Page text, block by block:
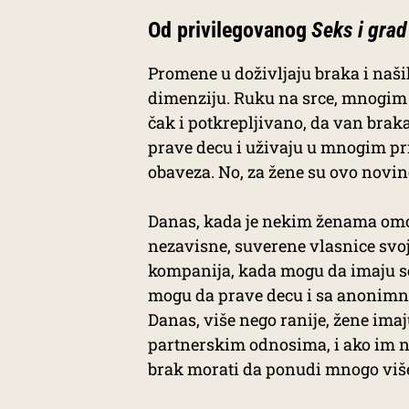
Od privilegovanog Seks i grad
Promene u doživljaju braka i
dimenziju. Ruku na srce,
čak i potkrepljivano, da van
prave decu i uživaju u mnogim
obaveza. No, za žene su ovo
Danas, kada je nekim ženama
nezavisne, suverene vlasnice
kompanija, kada mogu da imaju
mogu da prave decu i sa
Danas, više nego ranije, žene
partnerskim odnosima, i ako im
brak morati da ponudi mnogo